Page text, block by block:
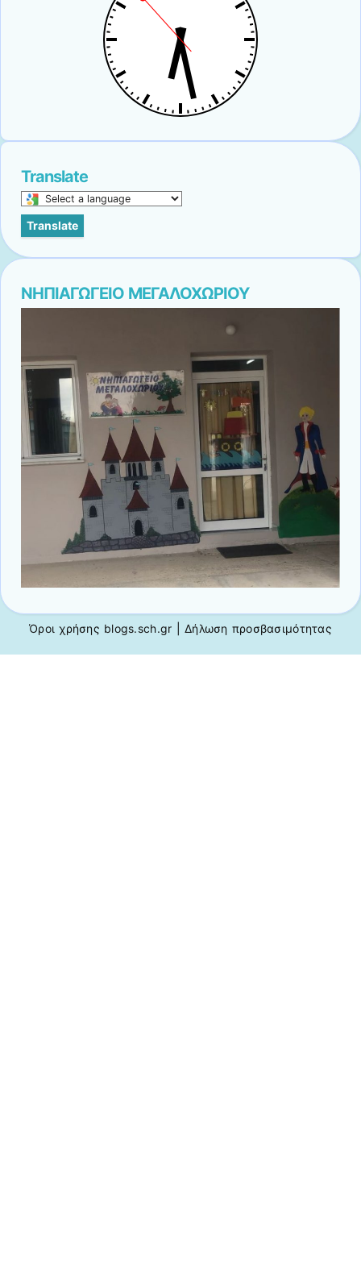
Translate
Select
a
language
to
this
page
Translate
ΝΗΠΙΑΓΩΓΕΙΟ ΜΕΓΑΛΟΧΩΡΙΟΥ
Όροι χρήσης blogs.sch.gr Δήλωση προσβασιμότητας